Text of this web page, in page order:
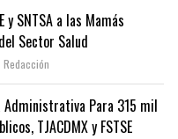
y SNTSA a las Mamás
Sector Salud
Author
Redacción
Administrativa Para 315 mil
TJACDMX y FSTSE